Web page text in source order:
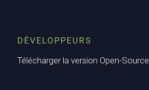
DÉVELOPPEURS
Télécharger la version Open-Source